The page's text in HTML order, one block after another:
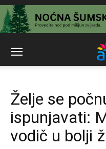
Želje se
ispunjavati:
vodič u bolji